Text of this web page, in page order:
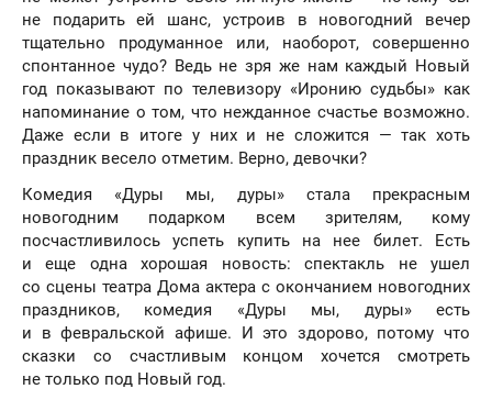
не подарить ей шанс, устроив в новогодний вечер
тщательно продуманное или, наоборот, совершенно
спонтанное чудо? Ведь не зря же нам каждый Новый
год показывают по телевизору «Иронию судьбы» как
напоминание о том, что нежданное счастье возможно.
Даже если в итоге у них и не сложится — так хоть
праздник весело отметим. Верно, девочки?
Комедия «Дуры мы, дуры» стала прекрасным
новогодним подарком всем зрителям, кому
посчастливилось успеть купить на нее билет. Есть
и еще одна хорошая новость: спектакль не ушел
со сцены театра Дома актера с окончанием новогодних
праздников, комедия «Дуры мы, дуры» есть
и в февральской афише. И это здорово, потому что
сказки со счастливым концом хочется смотреть
не только под Новый год.